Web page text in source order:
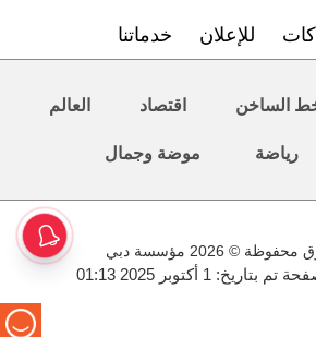
للإعلان خدماتنا
الساخن اقتصاد العالم
رياضة موضة وجمال
© 2026 مؤسسة دبي
1 أكتوبر 2025 01:13